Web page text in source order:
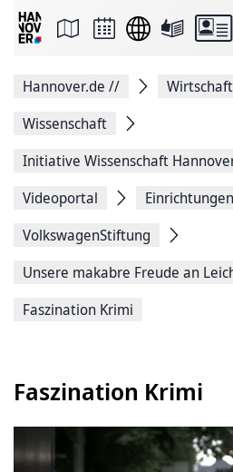
Seite
Facebook
teilen
Seitenlink
Seite
Hannover.de //
Wissenschaft
Initiative Wissenschaft
Videoportal
Einrichtungen
VolkswagenStiftung
Unsere makabre Freude an
Faszination Krimi
Faszination Krimi